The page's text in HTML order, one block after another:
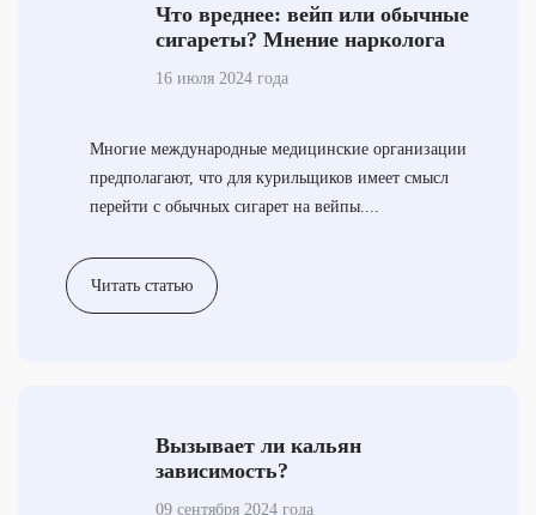
Что вреднее: вейп или обычные
сигареты? Мнение нарколога
16 июля 2024 года
Многие международные медицинские организации
предполагают, что для курильщиков имеет смысл
перейти с обычных сигарет на вейпы....
Читать статью
Вызывает ли кальян
зависимость?
09 сентября 2024 года